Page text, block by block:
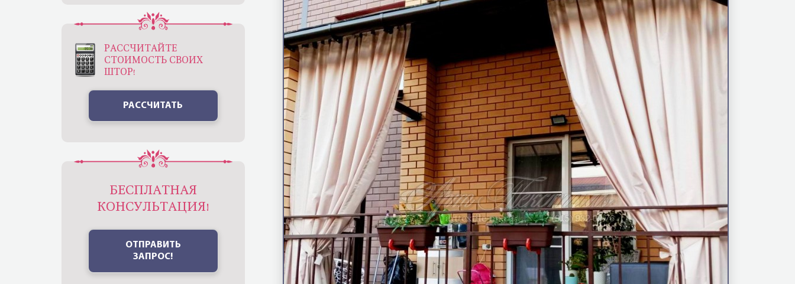
РАССЧИТАЙТЕ
СТОИМОСТЬ СВОИХ
ШТОР!
РАССЧИТАТЬ
БЕСПЛАТНАЯ
КОНСУЛЬТАЦИЯ!
ОТПРАВИТЬ
ЗАПРОС!